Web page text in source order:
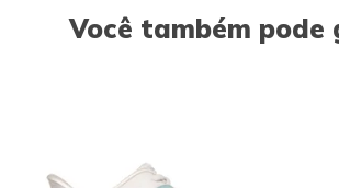
Você também pode